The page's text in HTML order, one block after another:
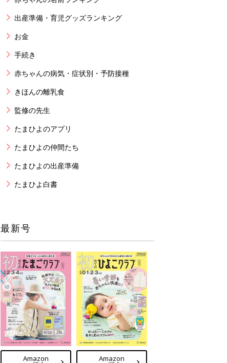
出産準備・育児グッズランキング
お金
手続き
赤ちゃんの病気・症状別・予防接種
きほんの離乳食
監修の先生
たまひよのアプリ
たまひよの仲間たち
たまひよの出産準備
たまひよ白書
最新号
Amazon Amazon